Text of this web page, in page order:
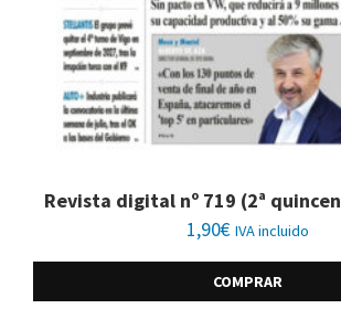
Revista digital nº 719 (2ª
1,90€ IVA incluido
COMPRAR